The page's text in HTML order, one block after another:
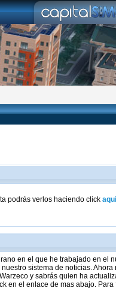
podrás verlos haciendo clickaqui
en el que he trabajado en el
sistema de noticias.
y sabrás quien ha
en el enlace de mas abajo.